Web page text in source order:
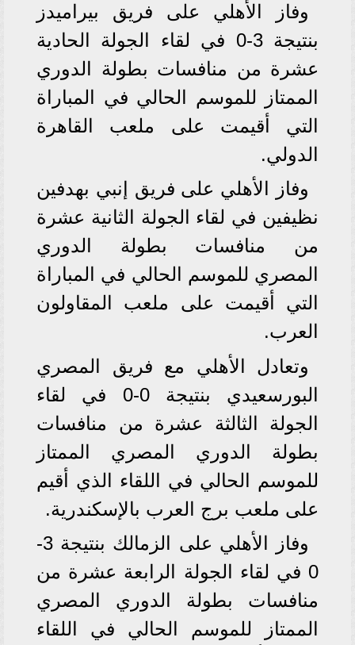
وفاز الأهلي على فريق بيراميدز
بنتيجة 3-0 في لقاء الجولة الحادية
عشرة من منافسات بطولة الدوري
الممتاز للموسم الحالي في المباراة
التي أقيمت على ملعب القاهرة
الدولي.
وفاز الأهلي على فريق إنبي بهدفين
نظيفين في لقاء الجولة الثانية عشرة
من منافسات بطولة الدوري
المصري للموسم الحالي في المباراة
التي أقيمت على ملعب المقاولون
العرب.
وتعادل الأهلي مع فريق المصري
البورسعيدي بنتيجة 0-0 في لقاء
الجولة الثالثة عشرة من منافسات
بطولة الدوري المصري الممتاز
للموسم الحالي في اللقاء الذي أقيم
على ملعب برج العرب بالإسكندرية.
وفاز الأهلي على الزمالك بنتيجة 3-
0 في لقاء الجولة الرابعة عشرة من
منافسات بطولة الدوري المصري
الممتاز للموسم الحالي في اللقاء